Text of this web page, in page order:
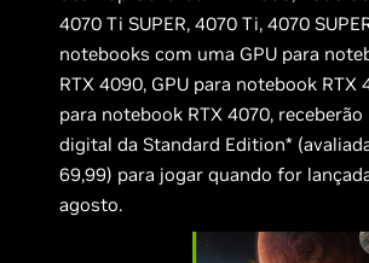
4070 Ti SUPER, 4070 Ti, 4070
notebooks com uma GPU para
RTX 4090, GPU para notebook RTX
para notebook RTX 4070,
digital da Standard Edition*
69,99) para jogar quando for
agosto.